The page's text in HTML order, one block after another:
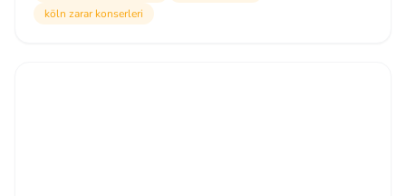
köln zarar konserleri